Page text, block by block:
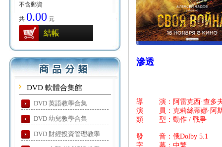
不含郵資
共 0.00 元
結帳
DVD 軟體合集館
DVD 英語教學合集
DVD 幼兒教學合集
DVD 財經投資管理教學
滲透
導 演：阿雷克西·查多
演 員：克莉絲蒂娜·阿斯
類 型：動作 / 戰爭
發 音：俄Dolby 5.1
字 幕：中繁